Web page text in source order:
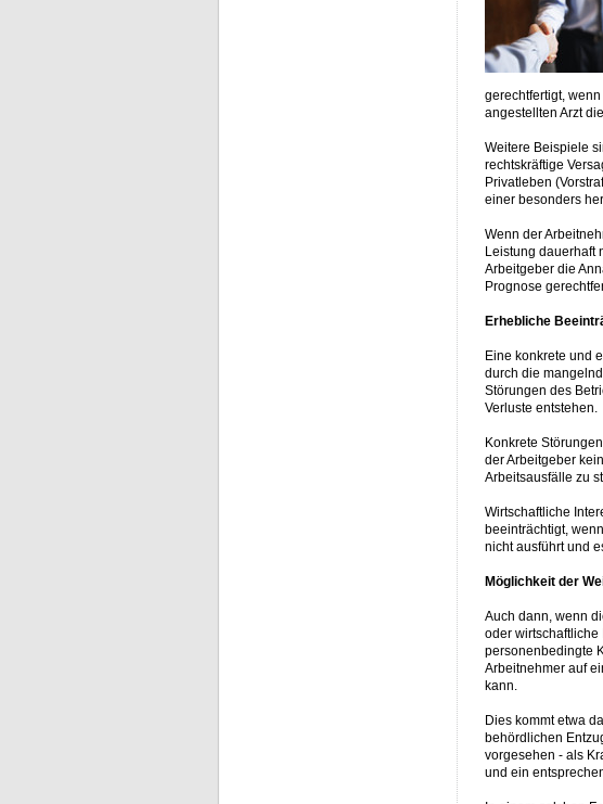
gerechtfertigt,
angestellten Arzt
Weitere Beispiele
rechtskräftige
Privatleben
einer besonders
Wenn der
Leistung dauerhaft
Arbeitgeber die
Prognose
Erhebliche
Eine konkrete und
durch die
Störungen des
Verluste entstehen.
Konkrete
der Arbeitgeber
Arbeitsausfälle zu
Wirtschaftliche
beeinträchtigt,
nicht ausführt und
Möglichkeit der
Auch dann, wenn
oder wirtschaftliche
personenbedingte
Arbeitnehmer auf
kann.
Dies kommt etwa
behördlichen
vorgesehen - als
und ein